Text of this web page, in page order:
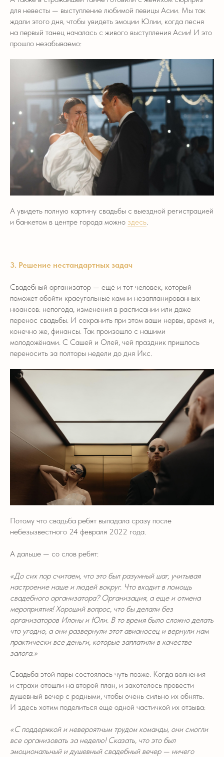
для невесты — выступление любимой певицы Асии. Мы так
ждали этого дня, чтобы увидеть эмоции Юлии, когда песня
на первый танец началась с живого выступления Асии! И это
прошло незабываемо:
А увидеть полную картину свадьбы с выездной регистрацией
и банкетом в центре города можно здесь.
3. Решение нестандартных задач
Свадебный организатор — ещё и тот человек, который
поможет обойти краеугольные камни незапланированных
нюансов: непогода, изменения в расписании или даже
перенос свадьбы. И сохранить при этом ваши нервы, время и,
конечно же, финансы. Так произошло с нашими
молодожёнами. С Сашей и Олей, чей праздник пришлось
переносить за полторы недели до дня Икс.
Потому что свадьба ребят выпадала сразу после
небезызвестного 24 февраля 2022 года.
А дальше — со слов ребят:
«До сих пор считаем, что это был разумный шаг, учитывая
настроение наше и людей вокруг. Что входит в помощь
свадебного организатора? Организация, а еще и отмена
мероприятия! Хороший вопрос, что бы делали без
организаторов Илоны и Юли. В то время было сложно делать
что угодно, а они развернули этот авианосец и вернули нам
практически все деньги, которые заплатили в качестве
залога.»
Свадьба этой пары состоялась чуть позже. Когда волнения
и страхи отошли на второй план, и захотелось провести
душевный вечер с родными, чтобы очень сильно их обнять.
И здесь хотим поделиться еще одной частичкой их отзыва:
«С поддержкой и невероятным трудом команды, они смогли
все организовать за неделю! Сказать, что это был
эмоциональный и душевный свадебный вечер — ничего